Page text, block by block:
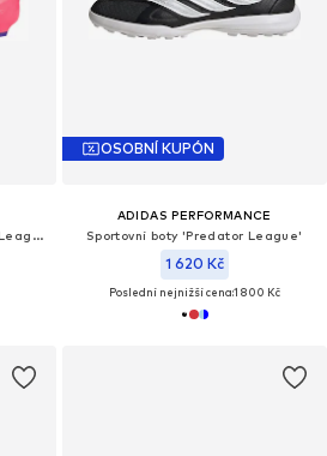
Sportovní boty 'F50 Hyperfast League'
OSOBNÍ KUPÓN
ADIDAS PERFORMANCE
Sportovní boty 'Predator League'
1 620 Kč
Poslední nejnižší cena:1 800 Kč